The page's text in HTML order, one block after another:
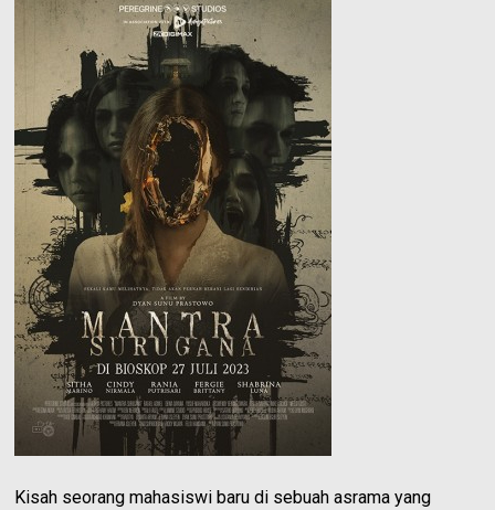
Kisah seorang mahasiswi baru di sebuah asrama yang